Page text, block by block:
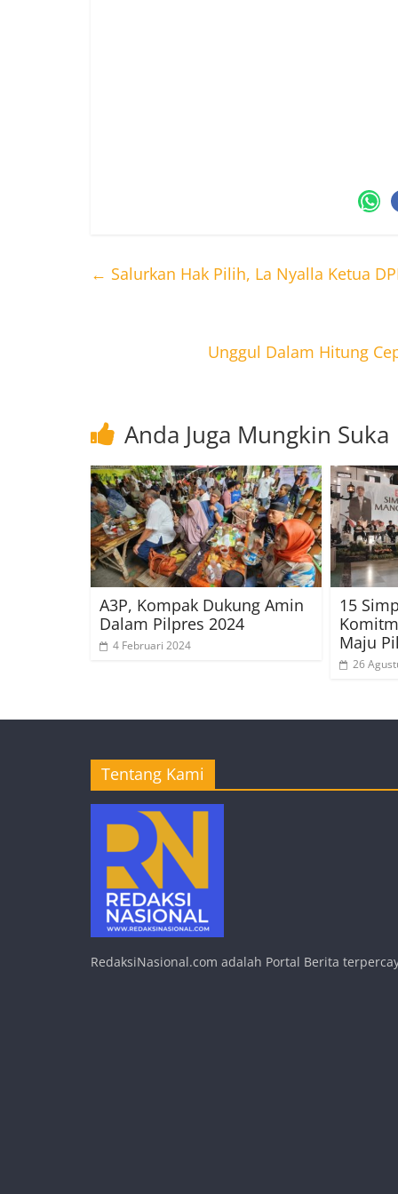
← Salurkan Hak Pilih, La Nyalla Ketua
Unggul Dalam Hitung
Anda Juga Mungkin Suka
A3P, Kompak Dukung Amin
Dalam Pilpres 2024
4 Februari 2024
15
Maju
26
Tentang Kami
RedaksiNasional.com adalah Portal Berita